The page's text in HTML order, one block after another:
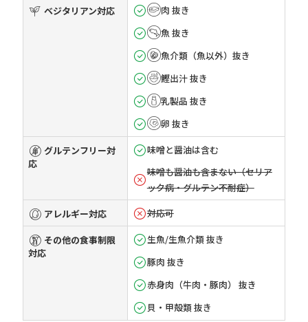
ベジタリアン対応
肉 抜き
魚 抜き
魚介類（魚以外）抜き
鰹出汁 抜き
乳製品 抜き
卵 抜き
グルテンフリー対
応
味噌と醤油は含む
味噌も醤油も含まない（セリア
ック病・グルテン不耐症）
アレルギー対応
対応可
その他の食事制限
対応
生魚/生魚介類 抜き
豚肉 抜き
赤身肉（牛肉・豚肉） 抜き
貝・甲殻類 抜き